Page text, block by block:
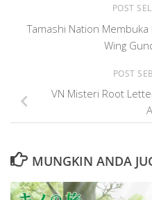
POST
Tamashi Nation
Wing
POST
VN Misteri Root
MUNGKIN ANDA